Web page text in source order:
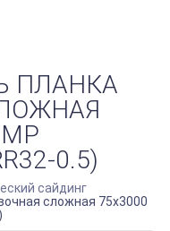
ПЛАНКА
0.5)
сайдинг
сложная 75х3000